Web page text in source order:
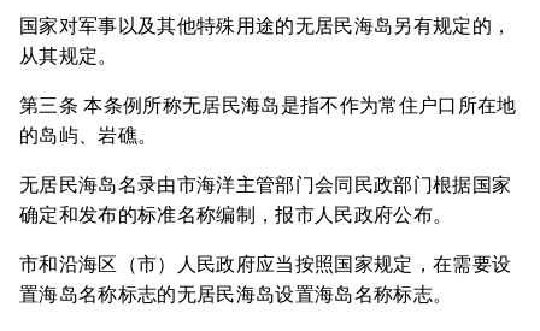
国家对军事以及其他特殊用途的无居民海岛另有规定的，
从其规定。
第三条 本条例所称无居民海岛是指不作为常住户口所在地
的岛屿、岩礁。
无居民海岛名录由市海洋主管部门会同民政部门根据国家
确定和发布的标准名称编制，报市人民政府公布。
市和沿海区（市）人民政府应当按照国家规定，在需要设
置海岛名称标志的无居民海岛设置海岛名称标志。